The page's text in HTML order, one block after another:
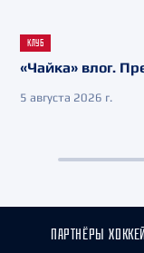
КЛУБ
«Чайка» влог.
5 августа 2026 г.
ПАРТНЁРЫ